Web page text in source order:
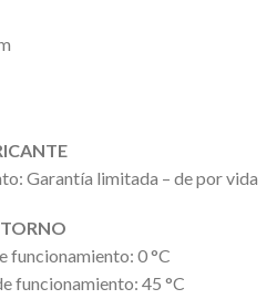
Garantía limitada – de por vida
funcionamiento: 0 °C
funcionamiento: 45 °C